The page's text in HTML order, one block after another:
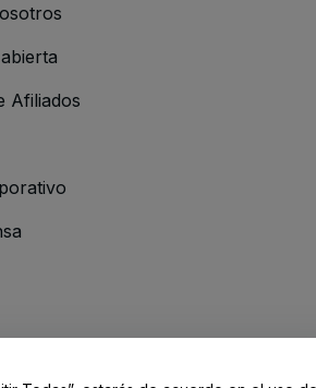
Afiliados